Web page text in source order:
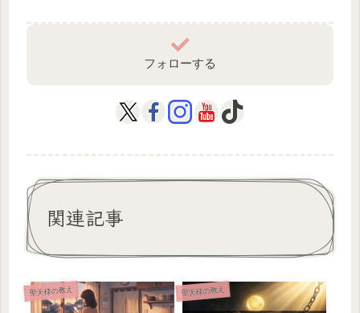
フォローする
関連記事
聖天様の教え 聖天様の教え